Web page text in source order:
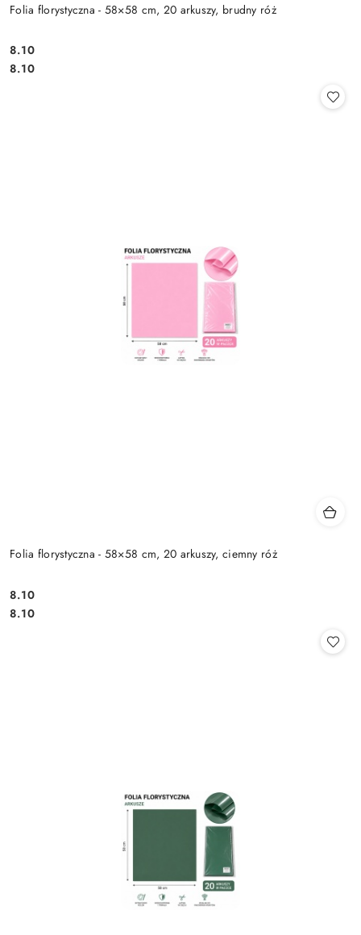
Folia florystyczna - 58×58 cm, 20 arkuszy, brudny róż
Cena:
8.10
Cena:
8.10
Folia florystyczna - 58×58 cm, 20 arkuszy, ciemny róż
Cena:
8.10
Cena:
8.10